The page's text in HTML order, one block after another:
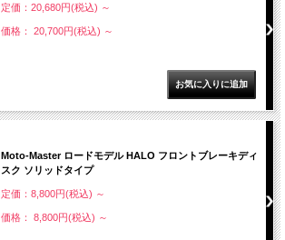
定価：20,680円(税込) ～
価格： 20,700円(税込) ～
Moto-Master ロードモデル HALO フロントブレーキディ
スク ソリッドタイプ
定価：8,800円(税込) ～
価格： 8,800円(税込) ～